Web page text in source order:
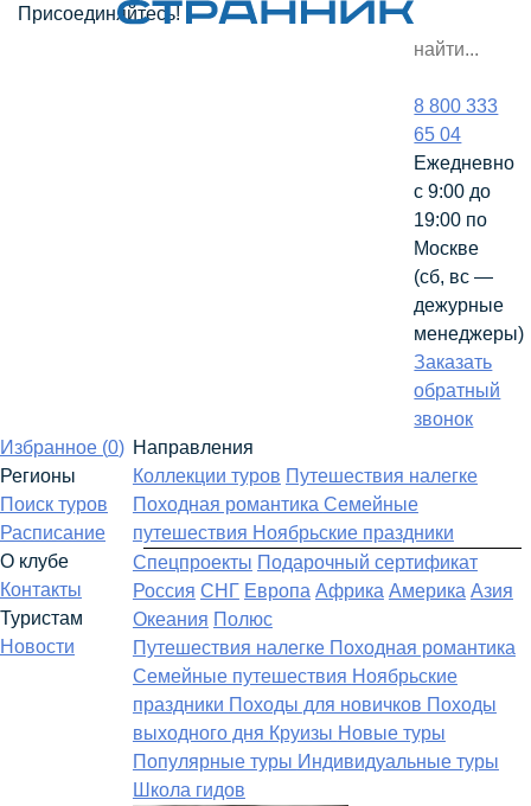
Присоединяйтесь!
8 800 333
65 04
Ежедневно
с 9:00 до
19:00 по
Москве
(сб, вс —
дежурные
менеджеры)
Заказать
обратный
звонок
Избранное (0)
Регионы
Поиск туров
Расписание
О клубе
Контакты
Туристам
Новости
Направления
Коллекции туров Путешествия налегке
Походная романтика Семейные
путешествия Ноябрьские праздники
Спецпроекты Подарочный сертификат
Россия СНГ Европа Африка Америка Азия
Океания Полюс
Путешествия налегке Походная романтика
Семейные путешествия Ноябрьские
праздники Походы для новичков Походы
выходного дня Круизы Новые туры
Популярные туры Индивидуальные туры
Школа гидов